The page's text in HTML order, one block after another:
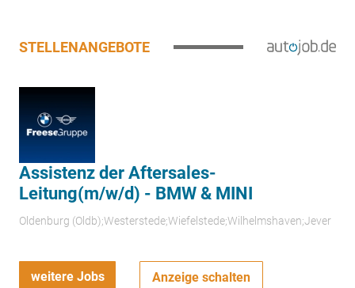
STELLENANGEBOTE
Assistenz der Aftersales-
Leitung(m/w/d) - BMW & MINI
Oldenburg (Oldb);Westerstede;Wiefelstede;Wilhelmshaven;Jever
weitere Jobs Anzeige schalten